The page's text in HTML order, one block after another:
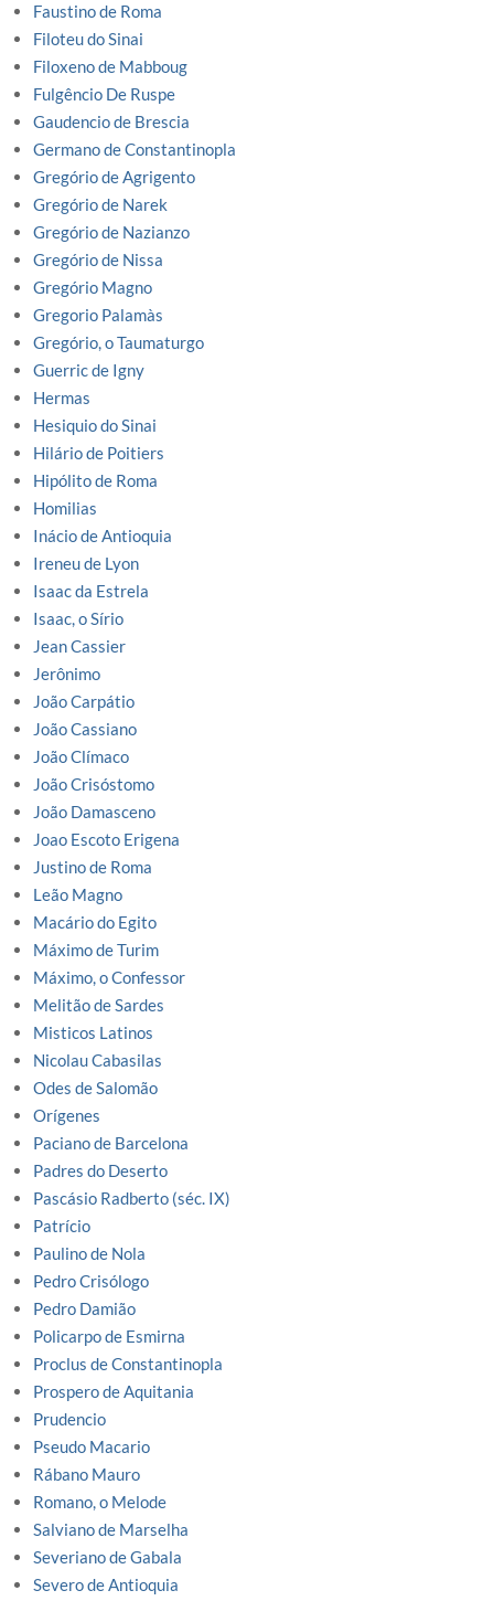
Faustino de Roma
Filoteu do Sinai
Filoxeno de Mabboug
Fulgêncio De Ruspe
Gaudencio de Brescia
Germano de Constantinopla
Gregório de Agrigento
Gregório de Narek
Gregório de Nazianzo
Gregório de Nissa
Gregório Magno
Gregorio Palamàs
Gregório, o Taumaturgo
Guerric de Igny
Hermas
Hesiquio do Sinai
Hilário de Poitiers
Hipólito de Roma
Homilias
Inácio de Antioquia
Ireneu de Lyon
Isaac da Estrela
Isaac, o Sírio
Jean Cassier
Jerônimo
João Carpátio
João Cassiano
João Clímaco
João Crisóstomo
João Damasceno
Joao Escoto Erigena
Justino de Roma
Leão Magno
Macário do Egito
Máximo de Turim
Máximo, o Confessor
Melitão de Sardes
Misticos Latinos
Nicolau Cabasilas
Odes de Salomão
Orígenes
Paciano de Barcelona
Padres do Deserto
Pascásio Radberto (séc. IX)
Patrício
Paulino de Nola
Pedro Crisólogo
Pedro Damião
Policarpo de Esmirna
Proclus de Constantinopla
Prospero de Aquitania
Prudencio
Pseudo Macario
Rábano Mauro
Romano, o Melode
Salviano de Marselha
Severiano de Gabala
Severo de Antioquia